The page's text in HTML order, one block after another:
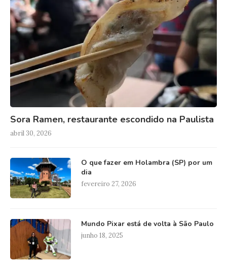
Sora Ramen, restaurante escondido na Paulista
abril 30, 2026
O que fazer em Holambra (SP) por um
dia
fevereiro 27, 2026
Mundo Pixar está de volta à São Paulo
junho 18, 2025